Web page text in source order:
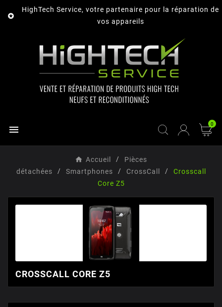

HighTech Service, votre partenaire pour la réparation de
vos appareils
 0
Accueil
Pièces
détachées
Smartphones CrossCall
Crosscall
Core Z5
CROSSCALL CORE Z5